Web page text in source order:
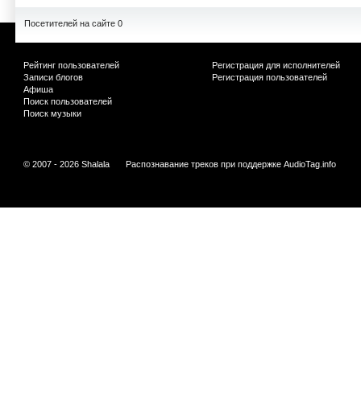
Посетителей на сайте 0
Рейтинг пользователей
Записи блогов
Афиша
Поиск пользователей
Поиск музыки
Регистрация для исполнителей
Регистрация пользователей
© 2007 - 2026 Shalala Распознавание треков при поддержке AudioTag.info